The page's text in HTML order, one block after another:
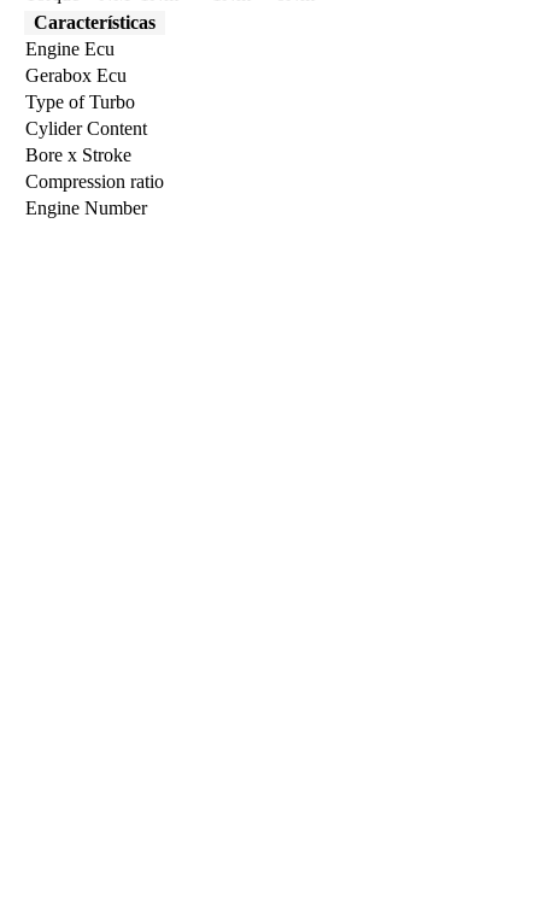
Características
Engine Ecu
Gerabox Ecu
Type of Turbo
Cylider Content
Bore x Stroke
Compression ratio
Engine Number